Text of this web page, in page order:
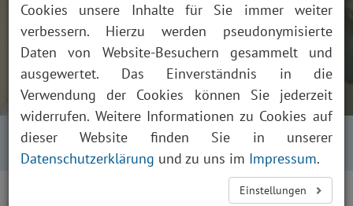
Startseite Über uns
Aktuelles
Presse und News
Aktuelles Detailansicht
Cookies unsere Inhalte für Sie immer weiter
verbessern. Hierzu werden pseudonymisierte
Daten von Website-Besuchern gesammelt und
ausgewertet. Das Einverständnis in die
Verwendung der Cookies können Sie jederzeit
widerrufen. Weitere Informationen zu Cookies auf
dieser Website finden Sie in unserer
Datenschutzerklärung und zu uns im Impressum.
Einstellungen